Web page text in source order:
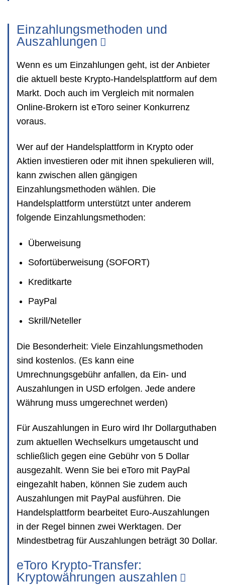
Einzahlungsmethoden und
Auszahlungen
Wenn es um Einzahlungen geht, ist der Anbieter
die aktuell beste Krypto-Handelsplattform auf dem
Markt. Doch auch im Vergleich mit normalen
Online-Brokern ist eToro seiner Konkurrenz
voraus.
Wer auf der Handelsplattform in Krypto oder
Aktien investieren oder mit ihnen spekulieren will,
kann zwischen allen gängigen
Einzahlungsmethoden wählen. Die
Handelsplattform unterstützt unter anderem
folgende Einzahlungsmethoden:
Überweisung
Sofortüberweisung (SOFORT)
Kreditkarte
PayPal
Skrill/Neteller
Die Besonderheit: Viele Einzahlungsmethoden
sind kostenlos. (Es kann eine
Umrechnungsgebühr anfallen, da Ein- und
Auszahlungen in USD erfolgen. Jede andere
Währung muss umgerechnet werden)
Für Auszahlungen in Euro wird Ihr Dollarguthaben
zum aktuellen Wechselkurs umgetauscht und
schließlich gegen eine Gebühr von 5 Dollar
ausgezahlt. Wenn Sie bei eToro mit PayPal
eingezahlt haben, können Sie zudem auch
Auszahlungen mit PayPal ausführen. Die
Handelsplattform bearbeitet Euro-Auszahlungen
in der Regel binnen zwei Werktagen. Der
Mindestbetrag für Auszahlungen beträgt 30 Dollar.
eToro Krypto-Transfer:
Kryptowährungen auszahlen